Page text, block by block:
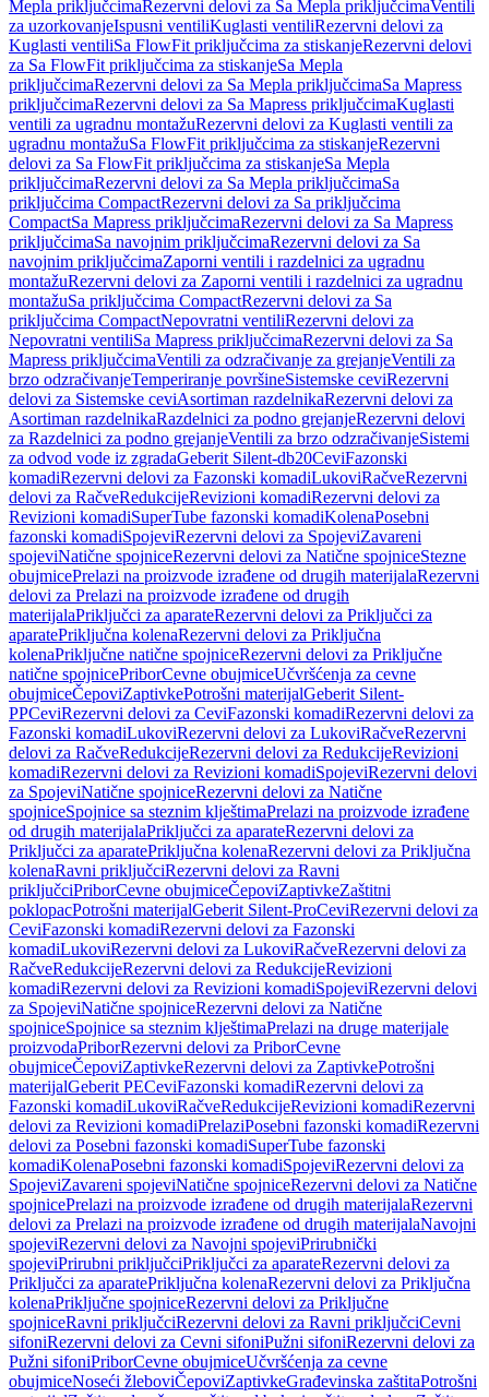
Mepla priključcimaRezervni delovi za Sa Mepla priključcimaVentili
za uzorkovanjeIspusni ventiliKuglasti ventiliRezervni delovi za
Kuglasti ventiliSa FlowFit priključcima za stiskanjeRezervni delovi
za Sa FlowFit priključcima za stiskanjeSa Mepla
priključcimaRezervni delovi za Sa Mepla priključcimaSa Mapress
priključcimaRezervni delovi za Sa Mapress priključcimaKuglasti
ventili za ugradnu montažuRezervni delovi za Kuglasti ventili za
ugradnu montažuSa FlowFit priključcima za stiskanjeRezervni
delovi za Sa FlowFit priključcima za stiskanjeSa Mepla
priključcimaRezervni delovi za Sa Mepla priključcimaSa
priključcima CompactRezervni delovi za Sa priključcima
CompactSa Mapress priključcimaRezervni delovi za Sa Mapress
priključcimaSa navojnim priključcimaRezervni delovi za Sa
navojnim priključcimaZaporni ventili i razdelnici za ugradnu
montažuRezervni delovi za Zaporni ventili i razdelnici za ugradnu
montažuSa priključcima CompactRezervni delovi za Sa
priključcima CompactNepovratni ventiliRezervni delovi za
Nepovratni ventiliSa Mapress priključcimaRezervni delovi za Sa
Mapress priključcimaVentili za odzračivanje za grejanjeVentili za
brzo odzračivanjeTemperiranje površineSistemske ceviRezervni
delovi za Sistemske ceviAsortiman razdelnikaRezervni delovi za
Asortiman razdelnikaRazdelnici za podno grejanjeRezervni delovi
za Razdelnici za podno grejanjeVentili za brzo odzračivanjeSistemi
za odvod vode iz zgradaGeberit Silent-db20CeviFazonski
komadiRezervni delovi za Fazonski komadiLukoviRačveRezervni
delovi za RačveRedukcijeRevizioni komadiRezervni delovi za
Revizioni komadiSuperTube fazonski komadiKolenaPosebni
fazonski komadiSpojeviRezervni delovi za SpojeviZavareni
spojeviNatične spojniceRezervni delovi za Natične spojniceStezne
obujmicePrelazi na proizvode izrađene od drugih materijalaRezervni
delovi za Prelazi na proizvode izrađene od drugih
materijalaPriključci za aparateRezervni delovi za Priključci za
aparatePriključna kolenaRezervni delovi za Priključna
kolenaPriključne natične spojniceRezervni delovi za Priključne
natične spojnicePriborCevne obujmiceUčvršćenja za cevne
obujmiceČepoviZaptivkePotrošni materijalGeberit Silent-
PPCeviRezervni delovi za CeviFazonski komadiRezervni delovi za
Fazonski komadiLukoviRezervni delovi za LukoviRačveRezervni
delovi za RačveRedukcijeRezervni delovi za RedukcijeRevizioni
komadiRezervni delovi za Revizioni komadiSpojeviRezervni delovi
za SpojeviNatične spojniceRezervni delovi za Natične
spojniceSpojnice sa steznim klještimaPrelazi na proizvode izrađene
od drugih materijalaPriključci za aparateRezervni delovi za
Priključci za aparatePriključna kolenaRezervni delovi za Priključna
kolenaRavni priključciRezervni delovi za Ravni
priključciPriborCevne obujmiceČepoviZaptivkeZaštitni
poklopacPotrošni materijalGeberit Silent-ProCeviRezervni delovi za
CeviFazonski komadiRezervni delovi za Fazonski
komadiLukoviRezervni delovi za LukoviRačveRezervni delovi za
RačveRedukcijeRezervni delovi za RedukcijeRevizioni
komadiRezervni delovi za Revizioni komadiSpojeviRezervni delovi
za SpojeviNatične spojniceRezervni delovi za Natične
spojniceSpojnice sa steznim klještimaPrelazi na druge materijale
proizvodaPriborRezervni delovi za PriborCevne
obujmiceČepoviZaptivkeRezervni delovi za ZaptivkePotrošni
materijalGeberit PECeviFazonski komadiRezervni delovi za
Fazonski komadiLukoviRačveRedukcijeRevizioni komadiRezervni
delovi za Revizioni komadiPrelaziPosebni fazonski komadiRezervni
delovi za Posebni fazonski komadiSuperTube fazonski
komadiKolenaPosebni fazonski komadiSpojeviRezervni delovi za
SpojeviZavareni spojeviNatične spojniceRezervni delovi za Natične
spojnicePrelazi na proizvode izrađene od drugih materijalaRezervni
delovi za Prelazi na proizvode izrađene od drugih materijalaNavojni
spojeviRezervni delovi za Navojni spojeviPrirubnički
spojeviPrirubni priključciPriključci za aparateRezervni delovi za
Priključci za aparatePriključna kolenaRezervni delovi za Priključna
kolenaPriključne spojniceRezervni delovi za Priključne
spojniceRavni priključciRezervni delovi za Ravni priključciCevni
sifoniRezervni delovi za Cevni sifoniPužni sifoniRezervni delovi za
Pužni sifoniPriborCevne obujmiceUčvršćenja za cevne
obujmiceNoseći žleboviČepoviZaptivkeGrađevinska zaštitaPotrošni